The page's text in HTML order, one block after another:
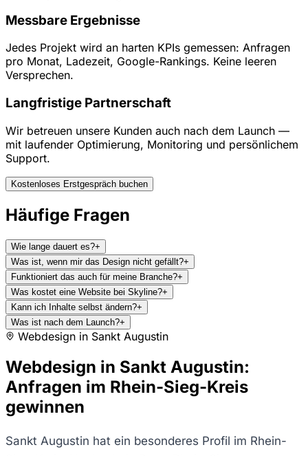
Messbare Ergebnisse
Jedes Projekt wird an harten KPIs gemessen: Anfragen
pro Monat, Ladezeit, Google-Rankings. Keine leeren
Versprechen.
Langfristige Partnerschaft
Wir betreuen unsere Kunden auch nach dem Launch —
mit laufender Optimierung, Monitoring und persönlichem
Support.
Kostenloses Erstgespräch buchen
Häufige Fragen
Wie lange dauert es?+
Was ist, wenn mir das Design nicht gefällt?+
Funktioniert das auch für meine Branche?+
Was kostet eine Website bei Skyline?+
Kann ich Inhalte selbst ändern?+
Was ist nach dem Launch?+
Webdesign in Sankt Augustin
Webdesign in Sankt Augustin:
Anfragen im Rhein-Sieg-Kreis
gewinnen
Sankt Augustin hat ein besonderes Profil im Rhein-